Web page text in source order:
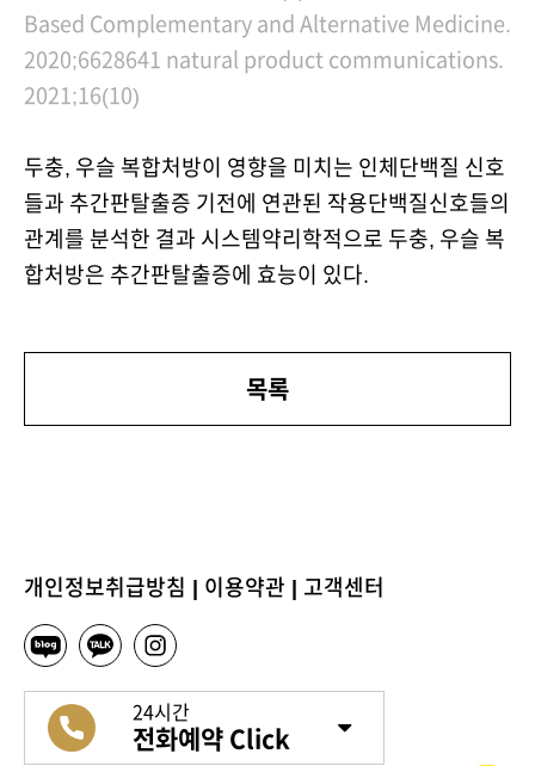
Based Complementary and Alternative Medicine.
2020;6628641 natural product communications.
2021;16(10)
두충, 우슬 복합처방이 영향을 미치는 인체단백질 신호
들과 추간판탈출증 기전에 연관된 작용단백질신호들의
관계를 분석한 결과 시스템약리학적으로 두충, 우슬 복
합처방은 추간판탈출증에 효능이 있다.
목록
개인정보취급방침 | 이용약관 | 고객센터
24시간
전화예약 Click